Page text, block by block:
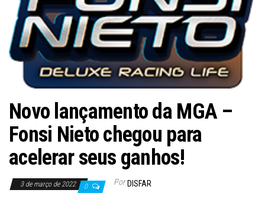
Novo lançamento da MGA –
Fonsi Nieto chegou para
acelerar seus ganhos!
3 de março de 2022 0 Por DISFAR